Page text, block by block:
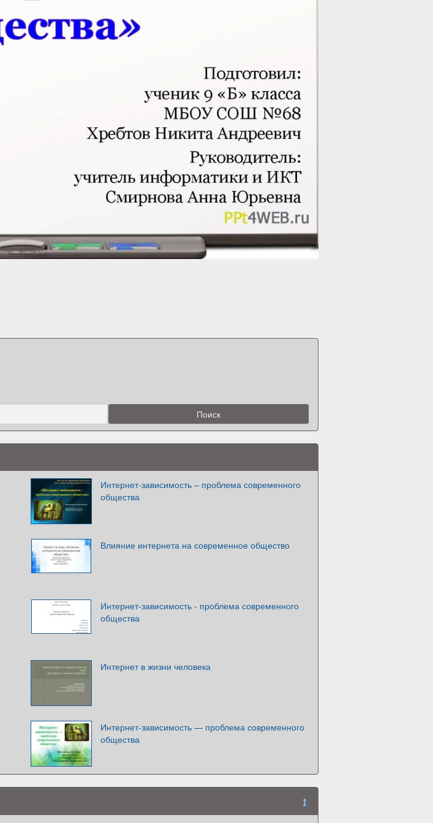
Интернет-зависимость – проблема современного
общества
Влияние интернета на современное общество
Интернет-зависимость - проблема современного
общества
Интернет в жизни человека
Интернет-зависимость — проблема современного
общества